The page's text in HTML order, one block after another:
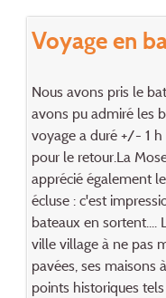
Voyage en
Nous avons pris le
avons pu admiré les
voyage a duré +/- 1
pour le retour.La
apprécié également
écluse : c'est
bateaux en sortent....
ville village à ne pas
pavées, ses maisons
points historiques